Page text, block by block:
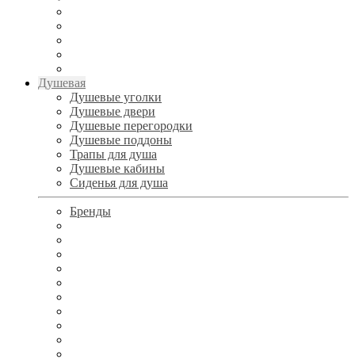
Душевая
Душевые уголки
Душевые двери
Душевые перегородки
Душевые поддоны
Трапы для душа
Душевые кабины
Сиденья для душа
Бренды